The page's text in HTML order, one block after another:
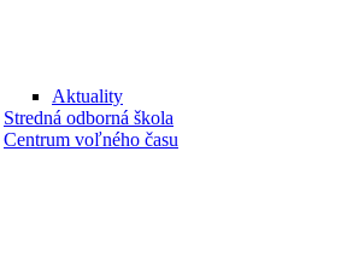
Aktuality
Stredná odborná škola
Centrum voľného času